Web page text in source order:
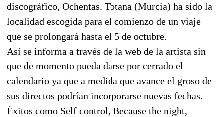
discográfico, Ochentas. Totana (Murcia) ha sido la
localidad escogida para el comienzo de un viaje
que se prolongará hasta el 5 de octubre.
Así se informa a través de la web de la artista sin
que de momento pueda darse por cerrado el
calendario ya que a medida que avance el groso de
sus directos podrían incorporarse nuevas fechas.
Éxitos como Self control, Because the night,